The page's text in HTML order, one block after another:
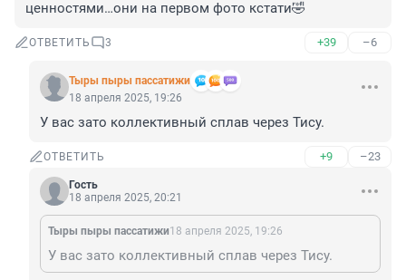
ценностями…они на первом фото кстати🤣
ОТВЕТИТЬ 3 +39 –6
Тыры пыры пассатижи
18 апреля 2025, 19:26
У вас зато коллективный сплав через Тису.
ОТВЕТИТЬ +9 –23
Гость
18 апреля 2025, 20:21
Тыры пыры пассатижи18 апреля 2025, 19:26
У вас зато коллективный сплав через Тису.